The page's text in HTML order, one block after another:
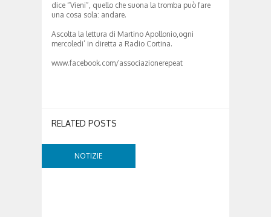
dice “Vieni”, quello che suona la tromba può fare
una cosa sola: andare.
Ascolta la lettura di Martino Apollonio,ogni
mercoledi’ in diretta a Radio Cortina.
www.facebook.com/associazionerepeat
RELATED POSTS
NOTIZIE